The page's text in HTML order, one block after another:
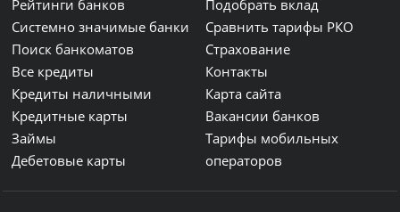
Рейтинги банков
Системно значимые банки
Поиск банкоматов
Все кредиты
Кредиты наличными
Кредитные карты
Займы
Дебетовые карты
Подобрать вклад
Сравнить тарифы РКО
Страхование
Контакты
Карта сайта
Вакансии банков
Тарифы мобильных
операторов